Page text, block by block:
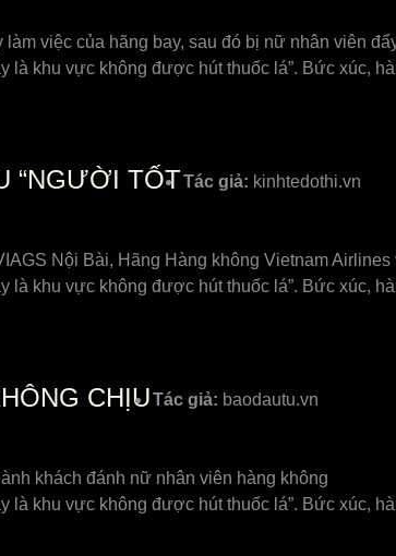
việc của hãng bay, sau đó bị nữ nhân viên
là khu vực không được hút thuốc lá”. Bức xúc,
“NGƯỜI TỐTTác giả: kinhtedothi.vn
Nội Bài, Hãng Hàng không Vietnam
là khu vực không được hút thuốc lá”. Bức xúc,
CHỊUTác giả: baodautu.vn
khách đánh nữ nhân viên hàng không
là khu vực không được hút thuốc lá”. Bức xúc,